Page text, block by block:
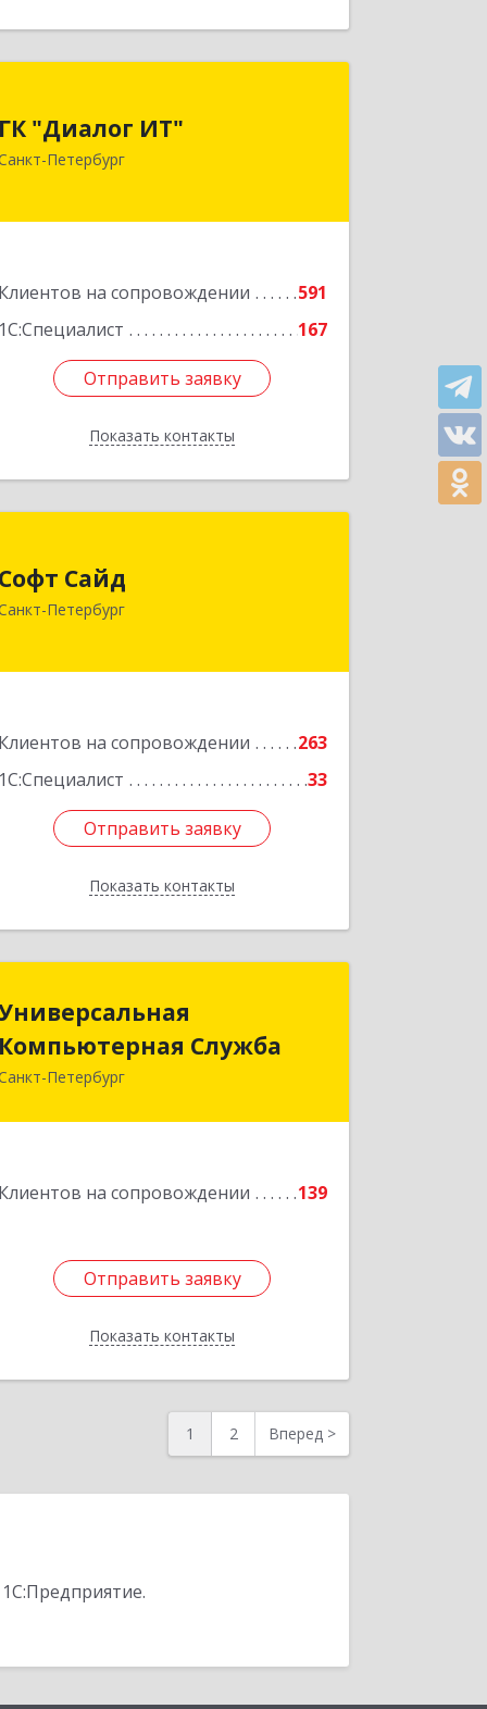
ГК "Диалог ИТ"
Петербург
Клиентов на сопровождении
591
1С:Специалист
167
Отправить заявку
Показать контакты
194100, Санкт-Петербург г, вн.тер.г.
Сампсониевский пр-кт, дом № 68,
Подробнее
Отправить заявку
Назад
Софт Сайд
Петербург
Клиентов на сопровождении
263
1С:Специалист
33
Отправить заявку
Показать контакты
190020, Санкт-Петербург г, Рижский
Подробнее
Отправить заявку
Назад
Компьютерная Служба
Петербург
Клиентов на сопровождении 139
Отправить заявку
Показать контакты
Компьютерная Служба
192007, Санкт-Петербург г,
Подробнее
Отправить заявку
Назад
1 2 Вперед >